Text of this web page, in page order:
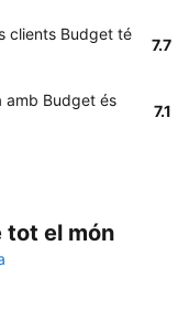
clients Budget té
7.7
amb Budget és
7.1
tot el món